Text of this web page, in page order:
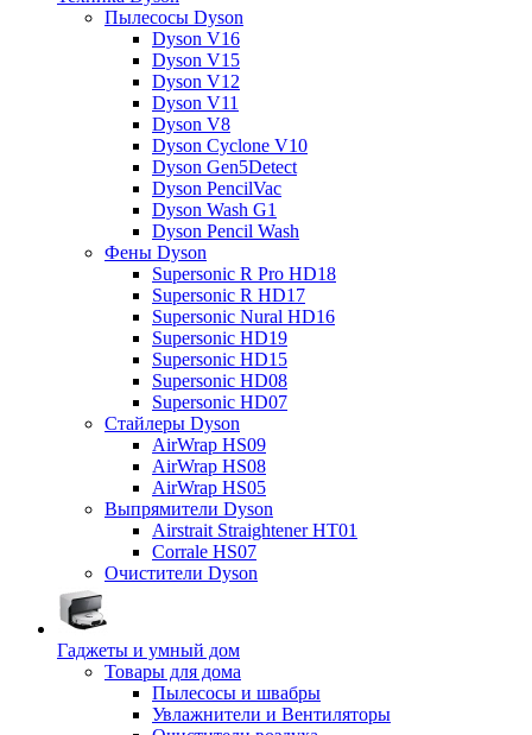
Пылесосы Dyson
Dyson V16
Dyson V15
Dyson V12
Dyson V11
Dyson V8
Dyson Cyclone V10
Dyson Gen5Detect
Dyson PencilVac
Dyson Wash G1
Dyson Pencil Wash
Фены Dyson
Supersonic R Pro HD18
Supersonic R HD17
Supersonic Nural HD16
Supersonic HD19
Supersonic HD15
Supersonic HD08
Supersonic HD07
Стайлеры Dyson
AirWrap HS09
AirWrap HS08
AirWrap HS05
Выпрямители Dyson
Airstrait Straightener HT01
Corrale HS07
Очистители Dyson
Гаджеты и умный дом
Товары для дома
Пылесосы и швабры
Увлажнители и Вентиляторы